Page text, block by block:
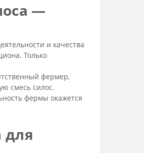
—
и качества
Только
фермер,
смесь силос.
фермы окажется
для